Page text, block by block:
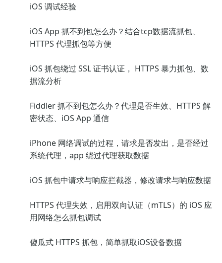
iOS 调试经验
iOS App 抓不到包怎么办？结合tcp数据流抓包、
HTTPS 代理抓包等方便
iOS 抓包绕过 SSL 证书认证， HTTPS 暴力抓包、数
据流分析
Fiddler 抓不到包怎么办？代理是否生效、HTTPS 解
密状态、iOS App 通信
iPhone 网络调试的过程，请求是否发出，是否经过
系统代理，app 绕过代理获取数据
iOS 抓包中请求与响应拦截器，修改请求与响应数据
HTTPS 代理失效，启用双向认证（mTLS）的 iOS 应
用网络怎么抓包调试
傻瓜式 HTTPS 抓包，简单抓取iOS设备数据